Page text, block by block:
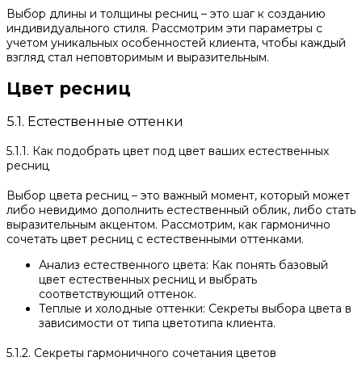
Выбор длины и толщины ресниц – это шаг к созданию
индивидуального стиля. Рассмотрим эти параметры с
учетом уникальных особенностей клиента, чтобы каждый
взгляд стал неповторимым и выразительным.
Цвет ресниц
5.1. Естественные оттенки
5.1.1. Как подобрать цвет под цвет ваших естественных
ресниц
Выбор цвета ресниц – это важный момент, который может
либо невидимо дополнить естественный облик, либо стать
выразительным акцентом. Рассмотрим, как гармонично
сочетать цвет ресниц с естественными оттенками.
Анализ естественного цвета: Как понять базовый
цвет естественных ресниц и выбрать
соответствующий оттенок.
Теплые и холодные оттенки: Секреты выбора цвета в
зависимости от типа цветотипа клиента.
5.1.2. Секреты гармоничного сочетания цветов